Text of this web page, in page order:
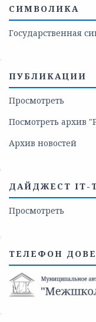
СИМВОЛИКА
Государственная
ПУБЛИКАЦИИ
Просмотреть
Посмотреть архив
Архив новостей
ДАЙДЖЕСТ IT-
Просмотреть
ТЕЛЕФОН